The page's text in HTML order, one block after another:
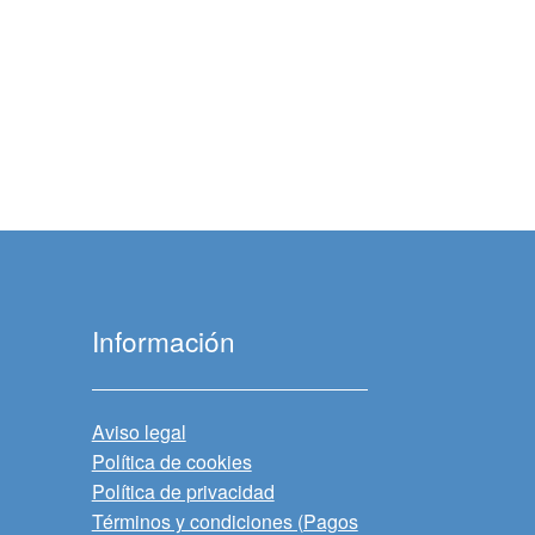
Información
Aviso legal
Política de cookies
Política de privacidad
Términos y condiciones (Pagos